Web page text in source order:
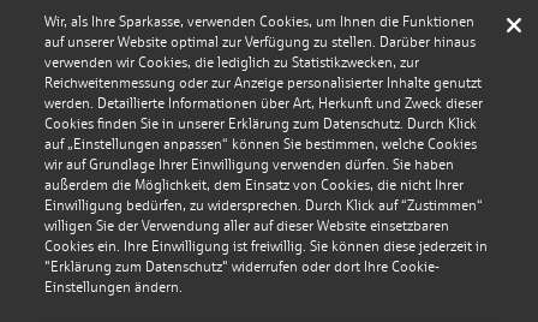
Wir, als Ihre Sparkasse, verwenden Cookies, um Ihnen die Funktionen
auf unserer Website optimal zur Verfügung zu stellen. Darüber hinaus
verwenden wir Cookies, die lediglich zu Statistikzwecken, zur
Reichweitenmessung oder zur Anzeige personalisierter Inhalte genutzt
werden. Detaillierte Informationen über Art, Herkunft und Zweck dieser
Cookies finden Sie in unserer Erklärung zum Datenschutz. Durch Klick
auf „Einstellungen anpassen“ können Sie bestimmen, welche Cookies
wir auf Grundlage Ihrer Einwilligung verwenden dürfen. Sie haben
außerdem die Möglichkeit, dem Einsatz von Cookies, die nicht Ihrer
Einwilligung bedürfen, zu widersprechen. Durch Klick auf “Zustimmen“
willigen Sie der Verwendung aller auf dieser Website einsetzbaren
Cookies ein. Ihre Einwilligung ist freiwillig. Sie können diese jederzeit in
"Erklärung zum Datenschutz" widerrufen oder dort Ihre Cookie-
Einstellungen ändern.